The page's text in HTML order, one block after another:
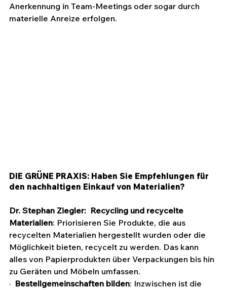
Anerkennung in Team-Meetings oder sogar durch
materielle Anreize erfolgen.
DIE GRÜNE PRAXIS: Haben Sie Empfehlungen für
den nachhaltigen Einkauf von Materialien?
Dr. Stephan Ziegler: Recycling und recycelte
Materialien: Priorisieren Sie Produkte, die aus
recycelten Materialien hergestellt wurden oder die
Möglichkeit bieten, recycelt zu werden. Das kann
alles von Papierprodukten über Verpackungen bis hin
zu Geräten und Möbeln umfassen.
· Bestellgemeinschaften bilden: Inzwischen ist die